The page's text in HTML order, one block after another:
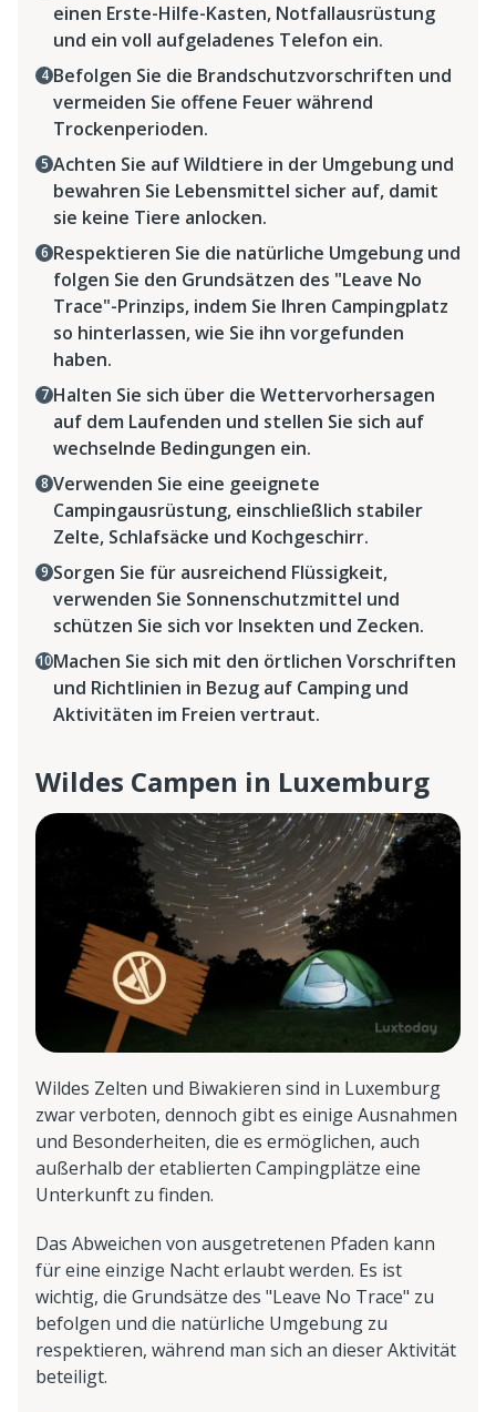
einen Erste-Hilfe-Kasten, Notfallausrüstung
und ein voll aufgeladenes Telefon ein.
Befolgen Sie die Brandschutzvorschriften und
vermeiden Sie offene Feuer während
Trockenperioden.
Achten Sie auf Wildtiere in der Umgebung und
bewahren Sie Lebensmittel sicher auf, damit
sie keine Tiere anlocken.
Respektieren Sie die natürliche Umgebung und
folgen Sie den Grundsätzen des "Leave No
Trace"-Prinzips, indem Sie Ihren Campingplatz
so hinterlassen, wie Sie ihn vorgefunden
haben.
Halten Sie sich über die Wettervorhersagen
auf dem Laufenden und stellen Sie sich auf
wechselnde Bedingungen ein.
Verwenden Sie eine geeignete
Campingausrüstung, einschließlich stabiler
Zelte, Schlafsäcke und Kochgeschirr.
Sorgen Sie für ausreichend Flüssigkeit,
verwenden Sie Sonnenschutzmittel und
schützen Sie sich vor Insekten und Zecken.
Machen Sie sich mit den örtlichen Vorschriften
und Richtlinien in Bezug auf Camping und
Aktivitäten im Freien vertraut.
Wildes Campen in Luxemburg
Wildes Zelten und Biwakieren sind in Luxemburg
zwar verboten, dennoch gibt es einige Ausnahmen
und Besonderheiten, die es ermöglichen, auch
außerhalb der etablierten Campingplätze eine
Unterkunft zu finden.
Das Abweichen von ausgetretenen Pfaden kann
für eine einzige Nacht erlaubt werden. Es ist
wichtig, die Grundsätze des "Leave No Trace" zu
befolgen und die natürliche Umgebung zu
respektieren, während man sich an dieser Aktivität
beteiligt.